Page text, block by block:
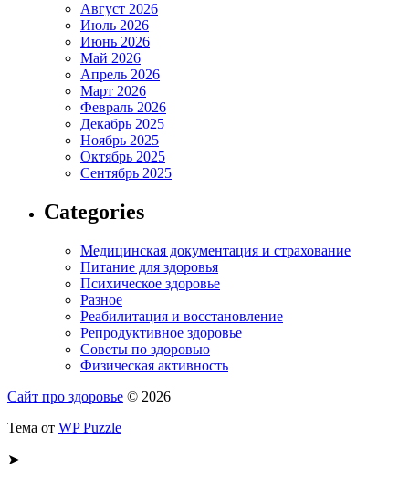
Август 2026
Июль 2026
Июнь 2026
Май 2026
Апрель 2026
Март 2026
Февраль 2026
Декабрь 2025
Ноябрь 2025
Октябрь 2025
Сентябрь 2025
Categories
Медицинская документация и страхование
Питание для здоровья
Психическое здоровье
Разное
Реабилитация и восстановление
Репродуктивное здоровье
Советы по здоровью
Физическая активность
Сайт про здоровье © 2026
Тема от WP Puzzle
➤